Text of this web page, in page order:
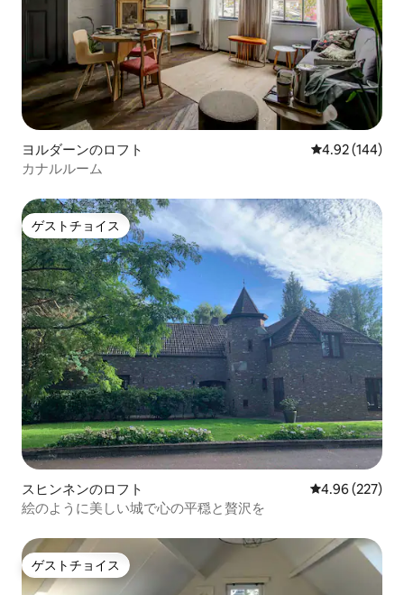
ヨルダーンのロフト レビュー144
4.92 (144)
カナルルーム
ゲストチョイス
ゲストチョイス
スヒンネンのロフト レビュー227
4.96 (227)
絵のように美しい城で心の平穏と贅沢を
ゲストチョイス
ゲストチョイス